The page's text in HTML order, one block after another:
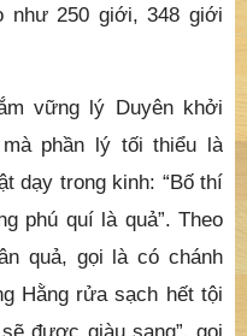
vững lý Duyên khởi
phần lý tối thiểu là
phú quí là quả”. Theo
quả, gọi là có chánh
Hằng rửa sạch hết tội
được giàu sang”, gọi
sai lầm, vì nó do cái
là cái thấy phù hợp